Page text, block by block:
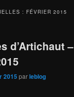
: FÉVRIER 2015
d’Artichaut –
2015 parleblog